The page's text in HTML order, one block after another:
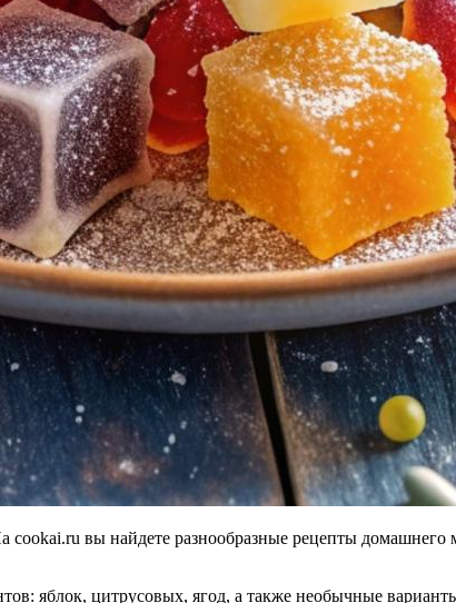
вы найдете разнообразные рецепты
яблок, цитрусовых, ягод, а также необычные